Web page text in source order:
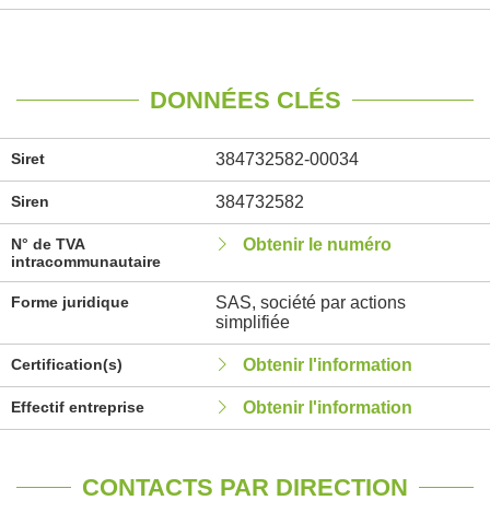
DONNÉES CLÉS
Siret 384732582-00034
Siren 384732582
N° de TVA
intracommunautaire
Obtenir le numéro
Forme juridique
SAS, société par actions
simplifiée
Certification(s) Obtenir l'information
Effectif entreprise Obtenir l'information
CONTACTS PAR DIRECTION